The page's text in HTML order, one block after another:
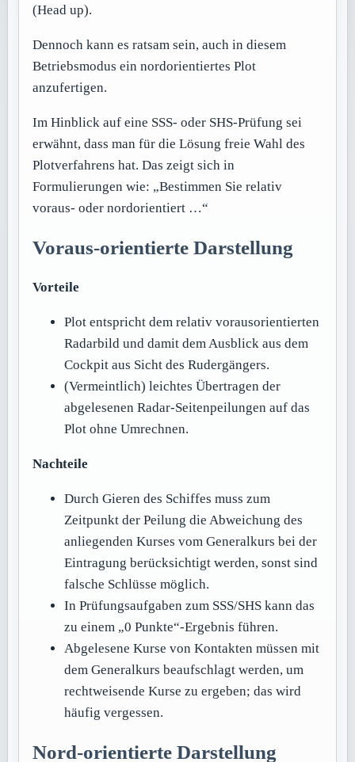
(Head up).
Dennoch kann es ratsam sein, auch in diesem
Betriebsmodus ein nordorientiertes Plot
anzufertigen.
Im Hinblick auf eine SSS- oder SHS-Prüfung sei
erwähnt, dass man für die Lösung freie Wahl des
Plotverfahrens hat. Das zeigt sich in
Formulierungen wie: „Bestimmen Sie relativ
voraus- oder nordorientiert …“
Voraus-orientierte Darstellung
Vorteile
Plot entspricht dem relativ vorausorientierten
Radarbild und damit dem Ausblick aus dem
Cockpit aus Sicht des Rudergängers.
(Vermeintlich) leichtes Übertragen der
abgelesenen Radar-Seitenpeilungen auf das
Plot ohne Umrechnen.
Nachteile
Durch Gieren des Schiffes muss zum
Zeitpunkt der Peilung die Abweichung des
anliegenden Kurses vom Generalkurs bei der
Eintragung berücksichtigt werden, sonst sind
falsche Schlüsse möglich.
In Prüfungsaufgaben zum SSS/SHS kann das
zu einem „0 Punkte“-Ergebnis führen.
Abgelesene Kurse von Kontakten müssen mit
dem Generalkurs beaufschlagt werden, um
rechtweisende Kurse zu ergeben; das wird
häufig vergessen.
Nord-orientierte Darstellung